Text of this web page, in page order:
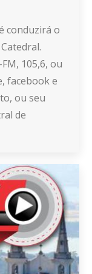
conduzirá o
105,6, ou
facebook e
ou seu
de